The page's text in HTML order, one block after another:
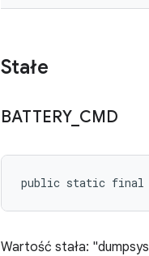
Stałe
BATTERY_ CMD
public static final
Wartość stała: